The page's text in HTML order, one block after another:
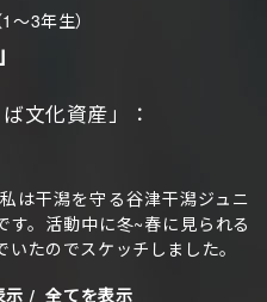
3年生）
文化資産」：
は干潟を守る谷津干潟ジュニ
す。活動中に冬~春に見られる
たのでスケッチしました。
示 / 全てを表示